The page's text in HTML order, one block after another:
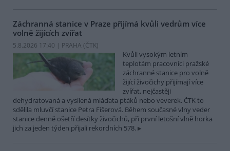
Záchranná stanice v Praze přijímá kvůli vedrům více
volně žijících zvířat
5.8.2026 17:40 | PRAHA (ČTK)
Kvůli vysokým letním
teplotám pracovníci pražské
záchranné stanice pro volně
žijící živočichy přijímají více
zvířat, nejčastěji
dehydratovaná a vysílená mláďata ptáků nebo veverek. ČTK to
sdělila mluvčí stanice Petra Fišerová. Během současné vlny veder
stanice denně ošetří desítky živočichů, při první letošní vlně horka
jich za jeden týden přijali rekordních 578.